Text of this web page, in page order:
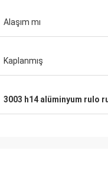
Alaşım mı
Kaplanmış
3003 h14 alüminyum rulo